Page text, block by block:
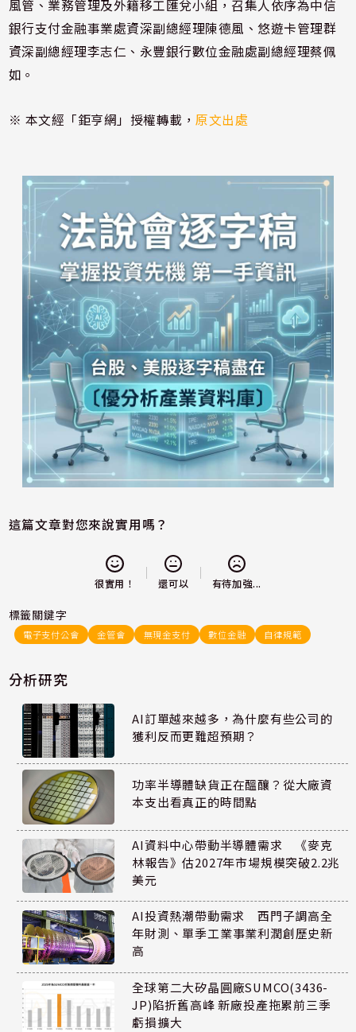
風管、業務管理及外籍移工匯兌小組，召集人依序為中信
銀行支付金融事業處資深副總經理陳德風、悠遊卡管理群
資深副總經理李志仁、永豐銀行數位金融處副總經理蔡佩
如。
※ 本文經「鉅亨網」授權轉載，原文出處
這篇文章對您來說實用嗎？
很實用！ 還可以 有待加強...
標籤關鍵字
電子支付公會 金管會 無現金支付 數位金融 自律規範
分析研究
AI訂單越來越多，為什麼有些公司的
獲利反而更難超預期？
功率半導體缺貨正在醞釀？從大廠資
本支出看真正的時間點
AI資料中心帶動半導體需求 《麥克
林報告》估2027年市場規模突破2.2兆
美元
AI投資熱潮帶動需求 西門子調高全
年財測、單季工業事業利潤創歷史新
高
全球第二大矽晶圓廠SUMCO(3436-
JP)陷折舊高峰 新廠投產拖累前三季
虧損擴大